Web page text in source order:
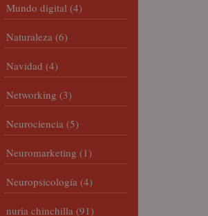
Mundo digital (4)
Naturaleza (6)
Navidad (4)
Networking (3)
Neurociencia (5)
Neuromarketing (1)
Neuropsicología (4)
nuria chinchilla (91)